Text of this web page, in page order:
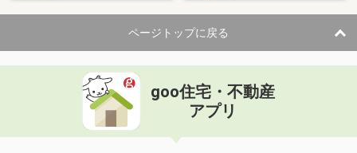
ページトップに戻る
goo住宅・不動産
アプリ